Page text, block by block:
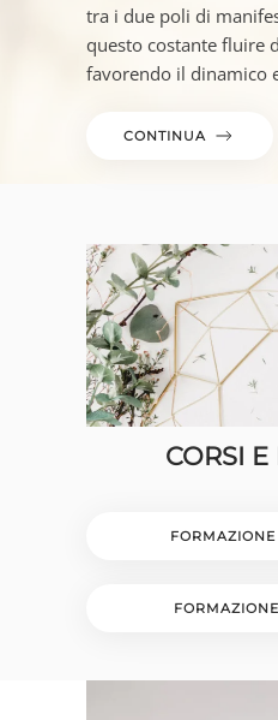
tra i due poli di
questo costante fluire
favorendo il dinamico
CONTINUA
CORSI